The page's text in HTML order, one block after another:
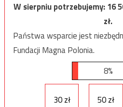
W sierpniu potrzebujemy:16
zł.
Państwa wsparcie jest
Fundacji Magna Polonia.
8%
30 zł 50 zł